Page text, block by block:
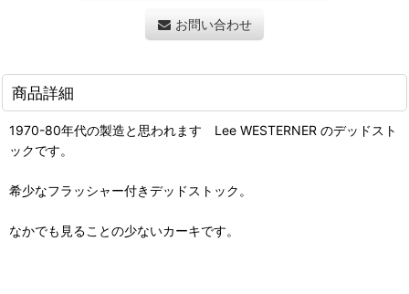
お問い合わせ
商品詳細
1970-80年代の製造と思われます Lee WESTERNER のデッドスト
ックです。
希少なフラッシャー付きデッドストック。
なかでも見ることの少ないカーキです。